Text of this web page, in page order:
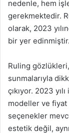
nedenle, hem
gerekmektedir.
olarak, 2023
bir yer edinmiştir.
Ruling
sunmalarıyla
çıkıyor. 2023
modeller ve fiyat
seçenekler
estetik değil,